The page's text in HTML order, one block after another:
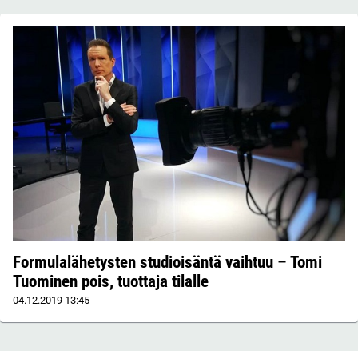
Formulalähetysten studioisäntä vaihtuu – Tomi
Tuominen pois, tuottaja tilalle
04.12.2019 13:45